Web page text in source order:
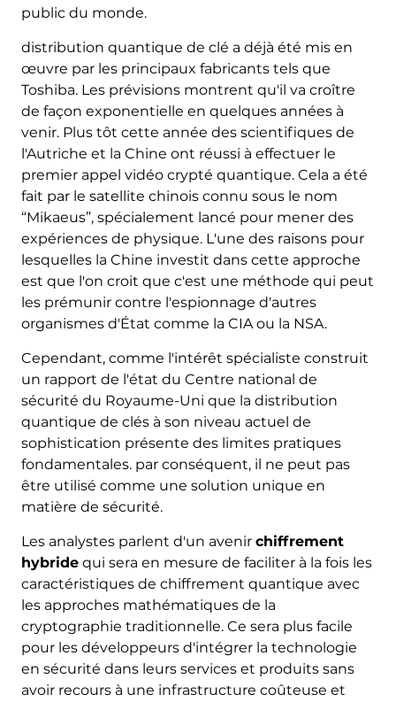
public du monde.
distribution quantique de clé a déjà été mis en
œuvre par les principaux fabricants tels que
Toshiba. Les prévisions montrent qu'il va croître
de façon exponentielle en quelques années à
venir. Plus tôt cette année des scientifiques de
l'Autriche et la Chine ont réussi à effectuer le
premier appel vidéo crypté quantique. Cela a été
fait par le satellite chinois connu sous le nom
“Mikaeus”, spécialement lancé pour mener des
expériences de physique. L'une des raisons pour
lesquelles la Chine investit dans cette approche
est que l'on croit que c'est une méthode qui peut
les prémunir contre l'espionnage d'autres
organismes d'État comme la CIA ou la NSA.
Cependant, comme l'intérêt spécialiste construit
un rapport de l'état du Centre national de
sécurité du Royaume-Uni que la distribution
quantique de clés à son niveau actuel de
sophistication présente des limites pratiques
fondamentales. par conséquent, il ne peut pas
être utilisé comme une solution unique en
matière de sécurité.
Les analystes parlent d'un avenir chiffrement
hybridequi sera en mesure de faciliter à la fois les
caractéristiques de chiffrement quantique avec
les approches mathématiques de la
cryptographie traditionnelle. Ce sera plus facile
pour les développeurs d'intégrer la technologie
en sécurité dans leurs services et produits sans
avoir recours à une infrastructure coûteuse et